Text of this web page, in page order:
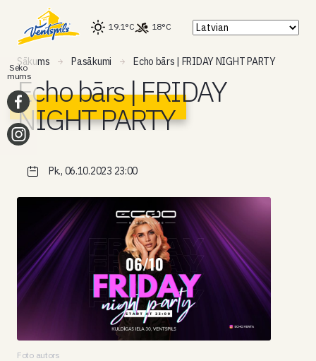
19.1°C 18°C
Sākums Pasākumi Echo bārs | FRIDAY NIGHT PARTY
Echo bārs | FRIDAY
NIGHT PARTY
Pk., 06.10.2023 23:00
Foto autors
Seko
mums